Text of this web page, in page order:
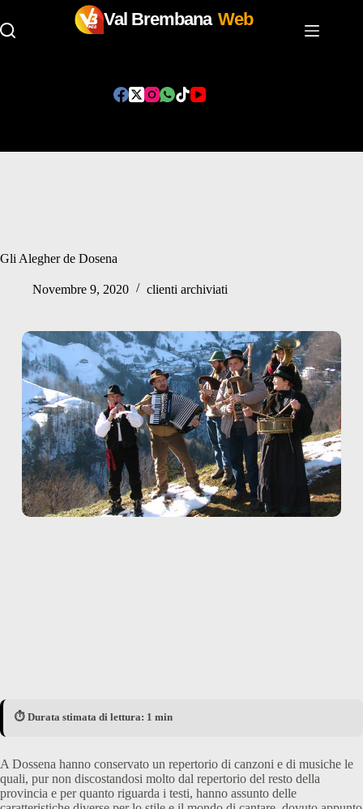
Val Brembana Web
Gli Alegher de Dosena
Novembre 9, 2020 clienti archiviati
⏱️ Durata stimata di lettura: 1 min
A Dossena hanno conservato un repertorio di canzoni e di musiche le
quali, pur non discostandosi molto dal repertorio del resto della
provincia e per quanto riguarda i testi, hanno assunto delle